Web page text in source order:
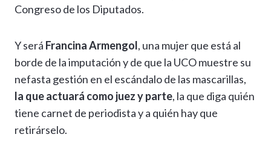
Congreso de los Diputados.
Y será Francina Armengol, una mujer que está al
borde de la imputación y de que la UCO muestre su
nefasta gestión en el escándalo de las mascarillas,
la que actuará como juez y parte, la que diga quién
tiene carnet de periodista y a quién hay que
retirárselo.